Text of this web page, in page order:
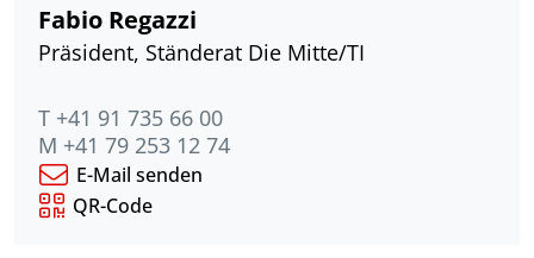
Fabio Regazzi
Präsident, Ständerat Die Mitte/TI
T +41 91 735 66 00
M +41 79 253 12 74
E-Mail senden
QR-Code